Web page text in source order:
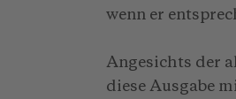
wenn er
Angesichts der
diese Ausgabe